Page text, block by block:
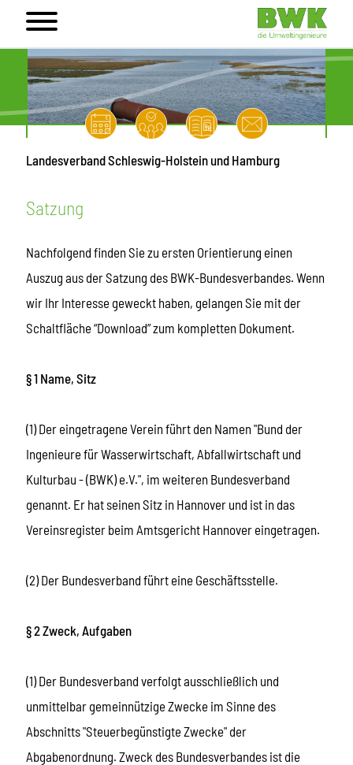
Landesverband Schleswig-Holstein und Hamburg
Satzung
Nachfolgend finden Sie zu ersten Orientierung einen
Auszug aus der Satzung des BWK-Bundesverbandes. Wenn
wir Ihr Interesse geweckt haben, gelangen Sie mit der
Schaltfläche “Download” zum kompletten Dokument.
§ 1 Name, Sitz
(1) Der eingetragene Verein führt den Namen "Bund der
Ingenieure für Wasserwirtschaft, Abfallwirtschaft und
Kulturbau - (BWK) e.V.", im weiteren Bundesverband
genannt. Er hat seinen Sitz in Hannover und ist in das
Vereinsregister beim Amtsgericht Hannover eingetragen.
(2) Der Bundesverband führt eine Geschäftsstelle.
§ 2 Zweck, Aufgaben
(1) Der Bundesverband verfolgt ausschließlich und
unmittelbar gemeinnützige Zwecke im Sinne des
Abschnitts "Steuerbegünstigte Zwecke" der
Abgabenordnung. Zweck des Bundesverbandes ist die